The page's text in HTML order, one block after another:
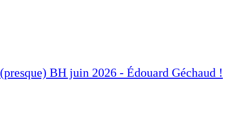
(presque) BH juin 2026 - Édouard Géchaud !